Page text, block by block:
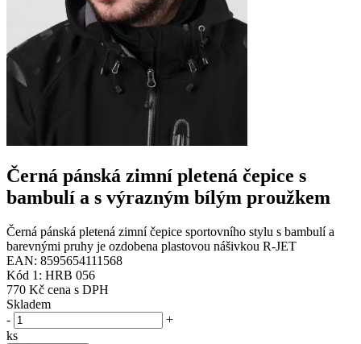
Černá pánská zimní pletená čepice s
bambulí a s výrazným bílým proužkem
Černá pánská pletená zimní čepice sportovního stylu s bambulí a
barevnými pruhy je ozdobena plastovou nášivkou R-JET
EAN: 8595654111568
Kód 1: HRB 056
770 Kč cena s DPH
Skladem
-
+
ks